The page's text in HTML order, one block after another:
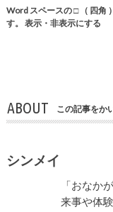
Word スペースの □ （ 四角
す。 表示・非表示にする
ABOUT この記事をか
シンメイ
「おなか
来事や体